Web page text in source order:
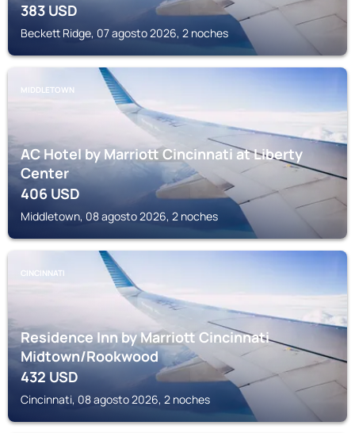
383USD
Beckett Ridge, 07 agosto 2026, 2 noches
MIDDLETOWN
AC Hotel by Marriott Cincinnati at Liberty
Center
406USD
Middletown, 08 agosto 2026, 2 noches
CINCINNATI
Residence Inn by Marriott Cincinnati
Midtown/Rookwood
432USD
Cincinnati, 08 agosto 2026, 2 noches